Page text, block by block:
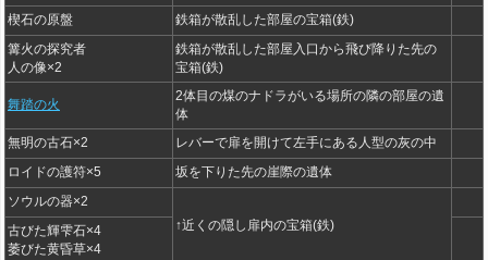
楔石の原盤
鉄箱が散乱した部屋の宝箱(鉄)
篝火の探究者
人の像×2
鉄箱が散乱した部屋入口から飛び降りた先の
宝箱(鉄)
舞踏の火
2体目の煤のナドラがいる場所の隣の部屋の遺
体
無明の古石×2
レバーで扉を開けて左手にある人型の灰の中
ロイドの護符×5
坂を下りた先の崖際の遺体
ソウルの器×2
↑近くの隠し扉内の宝箱(鉄)
古びた輝雫石×4
萎びた黄昏草×4